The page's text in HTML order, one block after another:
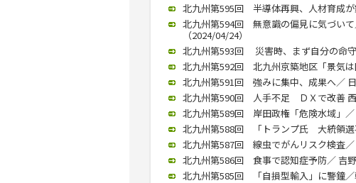
北九州第595回 半導体再興、人材育成が
北九州第594回 無意識の偏見に気づい
（2024/04/24）
北九州第593回 災害時、まず自分の命守
北九州第592回 北九州京築地区「景気
北九州第591回 強みに集中、成果へ／
北九州第590回 人手不足 ＤＸで改善
北九州第589回 岸田政権「危険水域」
北九州第588回 「トランプ氏 大統領選
北九州第587回 線虫でがんリスク検査／
北九州第586回 食事で認知症予防／ 吉
北九州第585回 「自損型輸入」に警鐘／